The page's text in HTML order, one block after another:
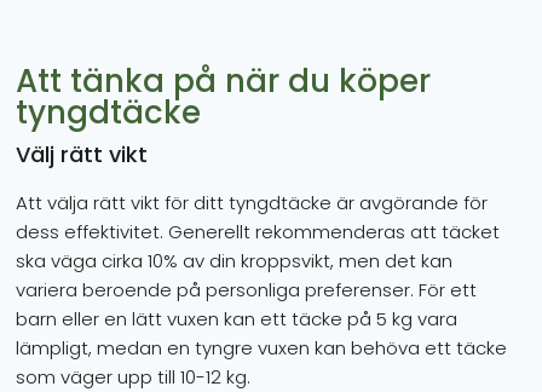
Att tänka på när du köper
tyngdtäcke
Välj rätt vikt
Att välja rätt vikt för ditt tyngdtäcke är avgörande för
dess effektivitet. Generellt rekommenderas att täcket
ska väga cirka 10% av din kroppsvikt, men det kan
variera beroende på personliga preferenser. För ett
barn eller en lätt vuxen kan ett täcke på 5 kg vara
lämpligt, medan en tyngre vuxen kan behöva ett täcke
som väger upp till 10-12 kg.